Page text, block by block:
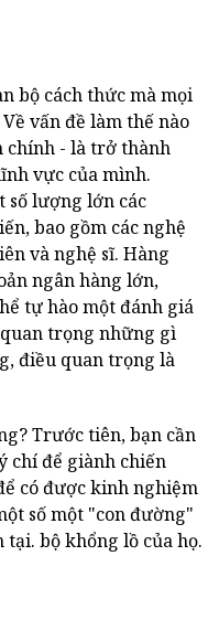
bộ cách thức mà mọi
vấn đề làm thế nào
chính - là trở thành
vực của mình.
số lượng lớn các
bao gồm các nghệ
và nghệ sĩ. Hàng
ngân hàng lớn,
tự hào một đánh giá
trọng những gì
điều quan trọng là
Trước tiên, bạn cần
chí để giành chiến
có được kinh nghiệm
số một "con đường"
bộ khổng lồ của họ.